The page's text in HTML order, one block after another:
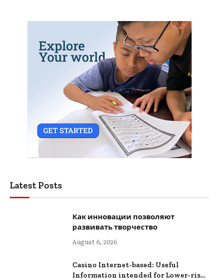
Latest Posts
Как инновации позволяют
развивать творчество
August 6, 2026
Casino Internet-based: Useful
Information intended for Lower-risk